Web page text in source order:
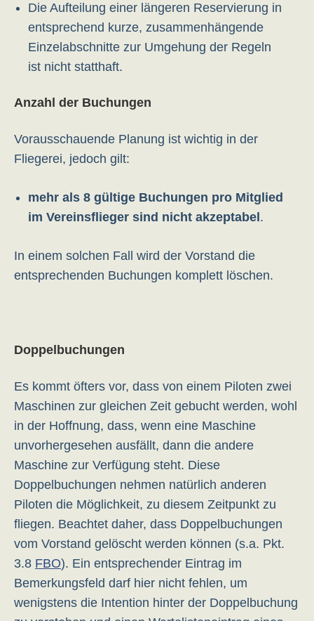
Die Aufteilung einer längeren Reservierung in
entsprechend kurze, zusammenhängende
Einzelabschnitte zur Umgehung der Regeln
ist nicht statthaft.
Anzahl der Buchungen
Vorausschauende Planung ist wichtig in der
Fliegerei, jedoch gilt:
mehr als 8 gültige Buchungen pro Mitglied
im Vereinsflieger sind nicht akzeptabel .
In einem solchen Fall wird der Vorstand die
entsprechenden Buchungen komplett löschen.
Doppelbuchungen
Es kommt öfters vor, dass von einem Piloten zwei
Maschinen zur gleichen Zeit gebucht werden, wohl
in der Hoffnung, dass, wenn eine Maschine
unvorhergesehen ausfällt, dann die andere
Maschine zur Verfügung steht. Diese
Doppelbuchungen nehmen natürlich anderen
Piloten die Möglichkeit, zu diesem Zeitpunkt zu
fliegen. Beachtet daher, dass Doppelbuchungen
vom Vorstand gelöscht werden können (s.a. Pkt.
3.8 FBO). Ein entsprechender Eintrag im
Bemerkungsfeld darf hier nicht fehlen, um
wenigstens die Intention hinter der Doppelbuchung